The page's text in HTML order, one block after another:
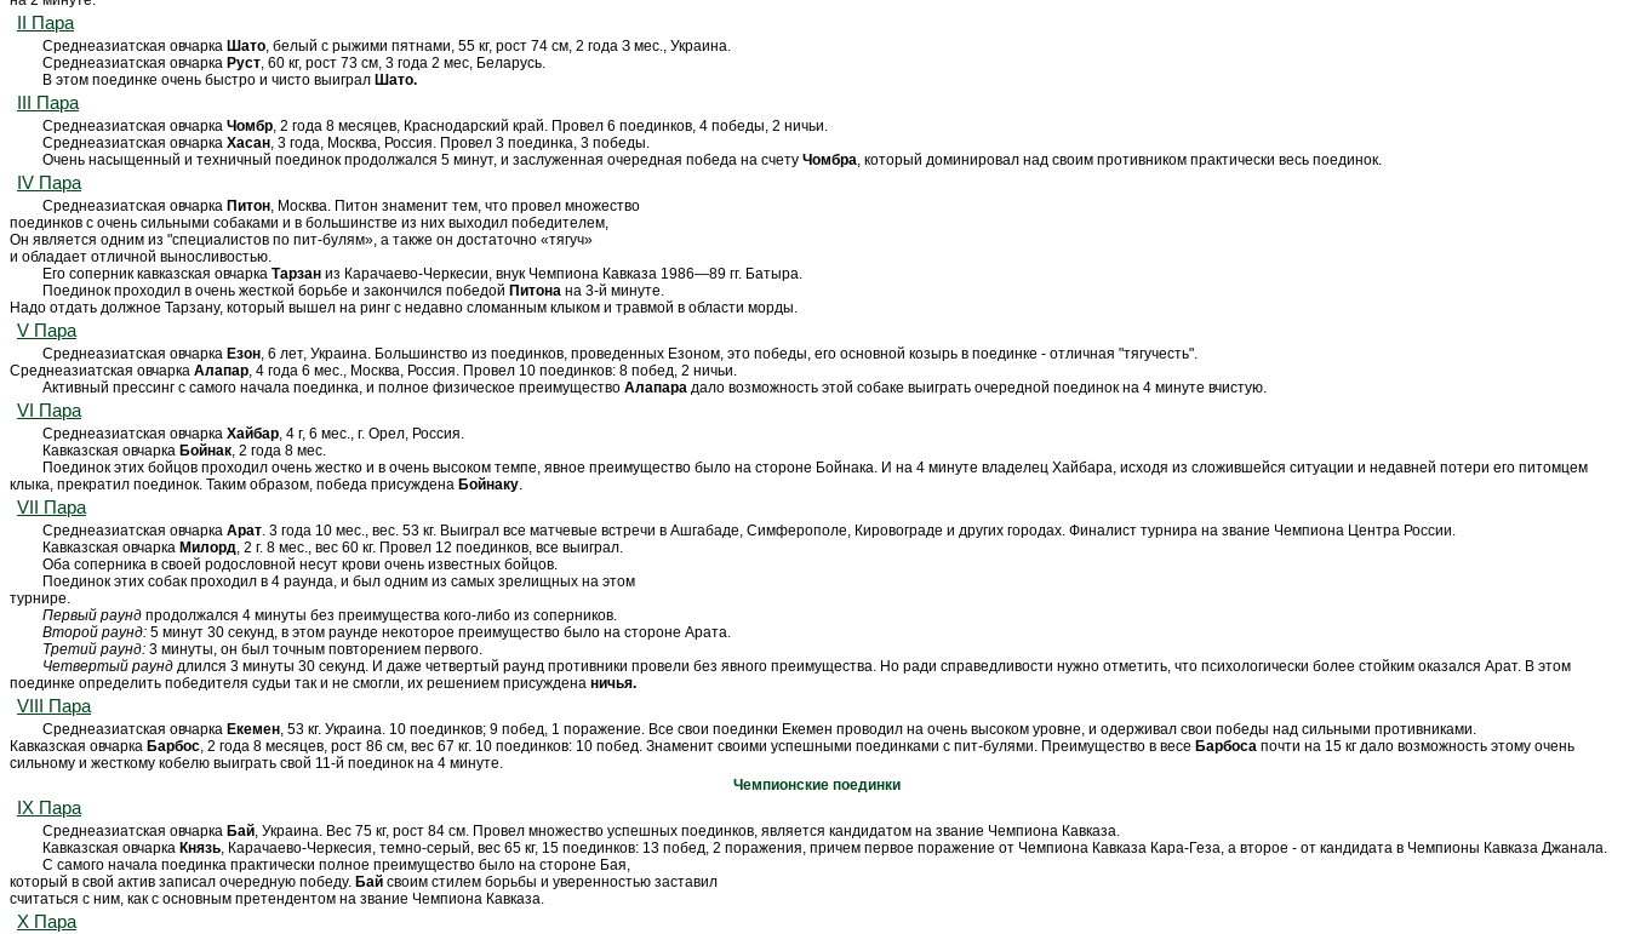
II Пара
Среднеазиатская овчарка Шато, белый с рыжими пятнами, 55 кг, рост 74 см, 2 года З меc., Украина.
Среднеазиатская овчарка Руст, 60 кг, рост 73 см, 3 года 2 мес, Беларусь.
В этом поединке очень быстро и чисто выиграл Шато.
III Пара
Среднеазиатская овчарка Чомбр, 2 года 8 месяцев, Краснодарский край. Провел 6 поединков, 4 победы, 2 ничьи.
Среднеазиатская овчарка Хасан, 3 года, Москва, Россия. Провел 3 поединка, 3 победы.
Очень насыщенный и техничный поединок продолжался 5 минут, и заслуженная очередная победа на счету Чомбра , который доминировал над своим противником практически весь поединок.
IV Пара
Среднеазиатская овчарка Питон, Москва. Питон знаменит тем, что провел множество
поединков с очень сильными собаками и в большинстве из них выходил победителем,
Он является одним из "специалистов по пит-булям», а также он достаточно «тягуч»
и обладает отличной выносливостью.
Его соперник кавказская овчарка Тарзан из Карачаево-Черкесии, внук Чемпиона Кавказа 1986—89 гг. Батыра.
Поединок проходил в очень жесткой борьбе и закончился победой Питона на 3-й минуте.
Надо отдать должное Тарзану, который вышел на ринг с недавно сломанным клыком и травмой в области морды.
V Пара
Среднеазиатская овчарка Езон, 6 лет, Украина. Большинство из поединков, проведенных Езоном, это победы, его основной козырь в поединке - отличная "тягучесть".
Среднеазиатская овчарка Алапар , 4 года 6 мес., Москва, Россия. Провел 10 поединков: 8 побед, 2 ничьи.
Активный прессинг с самого начала поединка, и полное физическое преимущество Алапара дало возможность этой собаке выиграть очередной поединок на 4 минуте вчистую.
VI Пара
Среднеазиатская овчарка Хайбар, 4 г, 6 мес., г. Орел, Россия.
Кавказская овчарка Бойнак, 2 года 8 мес.
Поединок этих бойцов проходил очень жестко и в очень высоком темпе, явное преимущество было на стороне Бойнака. И на 4 минуте владелец Хайбара, исходя из сложившейся ситуации и недавней потери его питомцем
клыка, прекратил поединок. Таким образом, победа присуждена Бойнаку
VII Пара
Среднеазиатская овчарка Арат. 3 года 10 мес., вес. 53 кг. Выиграл все матчевые встречи в Ашгабаде, Симферополе, Кировограде и других городах. Финалист турнира на звание Чемпиона Центра России.
Кавказская овчарка Милорд , 2 г. 8 мес., вес 60 кг. Провел 12 поединков, все выиграл.
Оба соперника в своей родословной несут крови очень известных бойцов.
Поединок этих собак проходил в 4 раунда, и был одним из самых зрелищных на этом
турнире.
Первый раундпродолжался 4 минуты без преимущества кого-либо из соперников.
Второй раунд:5 минут 30 секунд, в этом раунде некоторое преимущество было на стороне Арата.
Третий раунд: 3 минуты, он был точным повторением первого.
Четвертый раунддлился 3 минуты 30 секунд. И даже четвертый раунд противники провели без явного преимущества. Но ради справедливости нужно отметить, что психологически более стойким оказался Арат. В этом
поединке определить победителя судьи так и не смогли, их решением присуждена ничья.
VIII Пара
Среднеазиатская овчарка Екемен, 53 кг. Украина. 10 поединков; 9 побед, 1 поражение. Все свои поединки Екемен проводил на очень высоком уровне, и одерживал свои победы над сильными противниками.
Кавказская овчарка Барбос 2 года 8 месяцев, рост 86 см, вес 67 кг. 10 поединков: 10 побед. Знаменит своими успешными поединками с пит-булями. Преимущество в весе Барбоса почти на 15 кг дало возможность этому очень
сильному и жесткому кобелю выиграть свой 11-й поединок на 4 минуте.
Чемпионские поединки
IX Пара
Среднеазиатская овчарка Бай, Украина. Вес 75 кг, рост 84 см. Провел множество успешных поединков, является кандидатом на звание Чемпиона Кавказа.
Кавказская овчарка Князь, Карачаево-Черкесия, темно-серый, вес 65 кг, 15 поединков: 13 побед, 2 поражения, причем первое поражение от Чемпиона Кавказа Кара-Геза, а второе - от кандидата в Чемпионы Кавказа Джанала.
С самого начала поединка практически полное преимущество было на стороне Бая,
который в свой актив записал очередную победу. Бай своим стилем борьбы и уверенностью заставил
считаться с ним, как с основным претендентом на звание Чемпиона Кавказа.
X Пара